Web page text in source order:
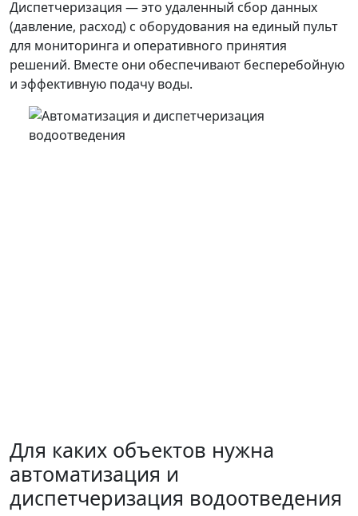
Диспетчеризация — это удаленный сбор данных
(давление, расход) с оборудования на единый пульт
для мониторинга и оперативного принятия
решений. Вместе они обеспечивают бесперебойную
и эффективную подачу воды.
Для каких объектов нужна
автоматизация и
диспетчеризация водоотведения